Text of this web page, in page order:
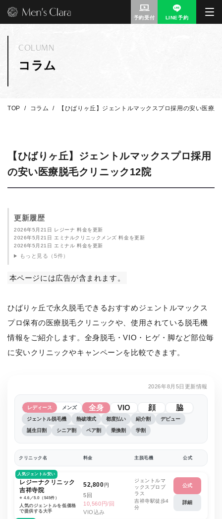
予約受付 LINE予約
コラム
COLUMN
TOP コラム 【ひばりヶ丘】ジェントルマックスプロ採用の安い医療
【ひばりヶ丘】ジェントルマックスプロ採用
の安い医療脱毛クリニック12院
更新履歴
2026年5月21日 レジーナ 料金を更新
2026年5月21日 エミナルクリニックメンズ 料金を更新
2026年5月21日 エミナル 料金を更新
もっと見る（5件）
本ページには広告が含まれます。
ひばりヶ丘で永久脱毛できるおすすめジェントルマックス
プロ保有の医療脱毛クリニックや、使用されている脱毛機
情報をご紹介します。全身脱毛・VIO・ヒゲ・脚など部位毎
に安いクリニックやキャンペーンを比較できます。
2026年8月5日更新情報
レディース メンズ 全身 VIO 顔 脇
ジェントル脱毛機 熱破壊式 都度払い 紹介割 デビュー
誕生日割 シニア割 ペア割 乗換割 学割
クリニック名 料金 主脱毛機 公式
人気ジェントル安い
レジーナクリニック
吉祥寺院
⭐️ 4.6／5.0（545件）
人気のジェントルを低価格
で提供する大手
52,800円
5回
10,560円/回
VIO込み
ジェントルマ
ックスプロプ
ラス
吉祥寺駅徒歩4
分
公式
詳細